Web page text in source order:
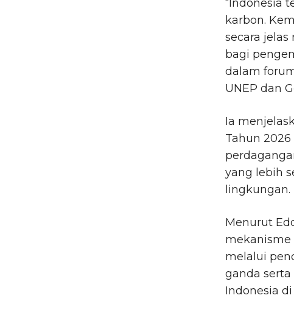
“Indonesia
karbon.
secara
bagi
dalam
UNEP dan
Ia
Tahun
yang lebih
lingkungan.
Menurut
melalui
ganda
Indonesia